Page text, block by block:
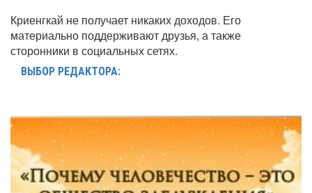
Криенгкай не получает никаких доходов. Его
материально поддерживают друзья, а также
сторонники в социальных сетях.
ВЫБОР РЕДАКТОРА: